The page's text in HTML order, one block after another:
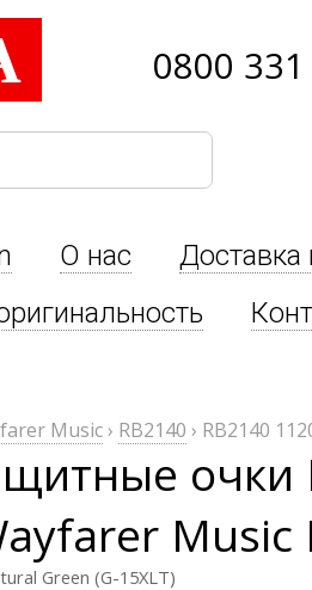
0800
О нас
Доставка
Music› RB2140 › RB2140
очки
Music
Green (G-15XLT)